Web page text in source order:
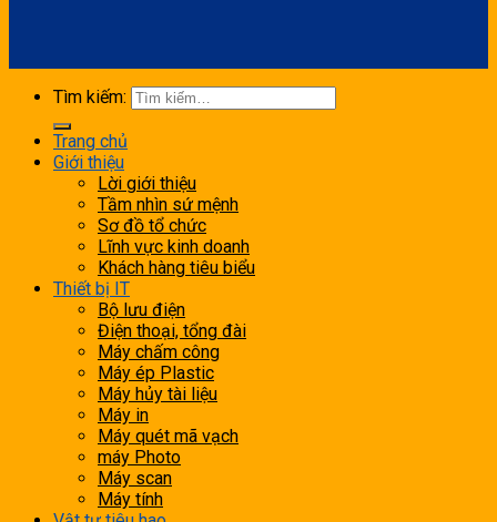
Tìm kiếm:
Trang chủ
Giới thiệu
Lời giới thiệu
Tầm nhìn sứ mệnh
Sơ đồ tổ chức
Lĩnh vực kinh doanh
Khách hàng tiêu biểu
Thiết bị IT
Bộ lưu điện
Điện thoại, tổng đài
Máy chấm công
Máy ép Plastic
Máy hủy tài liệu
Máy in
Máy quét mã vạch
máy Photo
Máy scan
Máy tính